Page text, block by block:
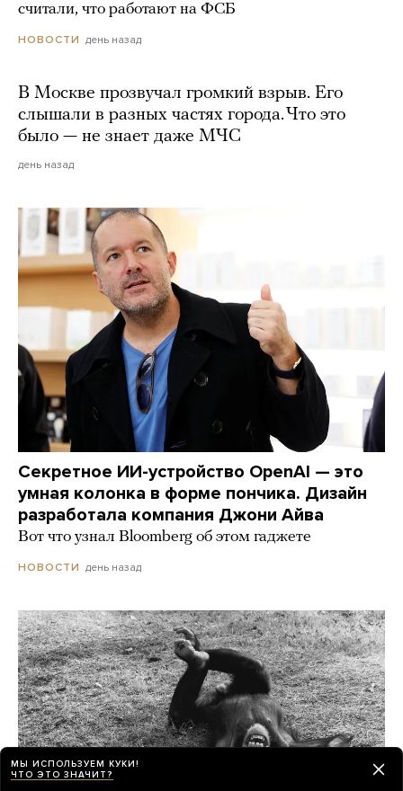
считали, что работают на ФСБ
НОВОСТИ день назад
В Москве прозвучал громкий взрыв. Его
слышали в разных частях города. Что это
было — не знает даже МЧС
день назад
Секретное ИИ-устройство OpenAI — это
умная колонка в форме пончика. Дизайн
разработала компания Джони Айва
Вот что узнал Bloomberg об этом гаджете
НОВОСТИ день назад
МЫ ИСПОЛЬЗУЕМ КУКИ!
ЧТО ЭТО ЗНАЧИТ?